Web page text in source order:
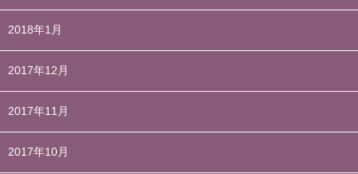
2018年1月
2017年12月
2017年11月
2017年10月